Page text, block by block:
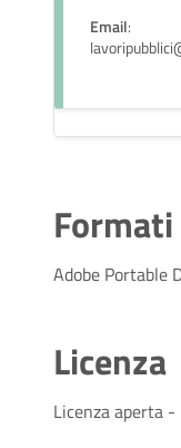
Email:
Adobe Portable
Licenza
Licenza aperta